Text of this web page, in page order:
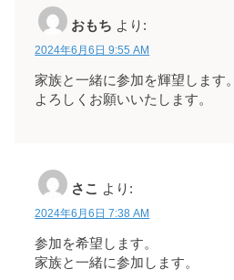
おもち より:
2024年6月6日 9:55 AM
家族と一緒に参加を輝望します。
よろしくお願いいたします。
さこ より:
2024年6月6日 7:38 AM
参加を希望します。
家族と一緒に参加します。